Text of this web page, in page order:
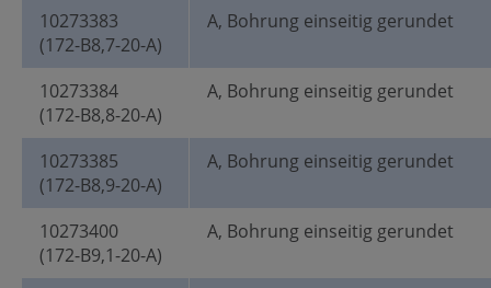
10273383
(172-B8,7-20-A)
A, Bohrung einseitig gerundet
10273384
(172-B8,8-20-A)
A, Bohrung einseitig gerundet
10273385
(172-B8,9-20-A)
A, Bohrung einseitig gerundet
10273400
(172-B9,1-20-A)
A, Bohrung einseitig gerundet